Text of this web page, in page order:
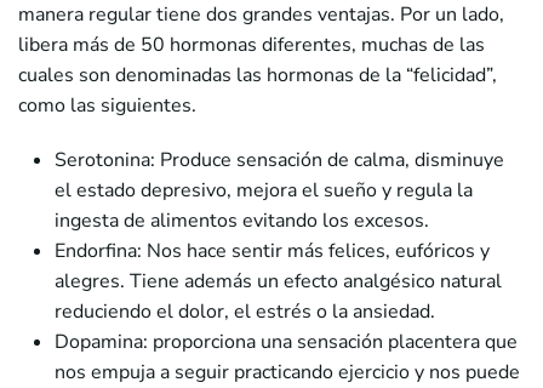
manera regular tiene dos grandes ventajas. Por un lado,
libera más de 50 hormonas diferentes, muchas de las
cuales son denominadas las hormonas de la “felicidad”,
como las siguientes.
Serotonina: Produce sensación de calma, disminuye
el estado depresivo, mejora el sueño y regula la
ingesta de alimentos evitando los excesos.
Endorfina: Nos hace sentir más felices, eufóricos y
alegres. Tiene además un efecto analgésico natural
reduciendo el dolor, el estrés o la ansiedad.
Dopamina: proporciona una sensación placentera que
nos empuja a seguir practicando ejercicio y nos puede